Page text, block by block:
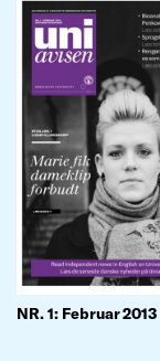
NR. 1: Februar 2013